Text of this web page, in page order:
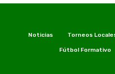
Noticias Torneos
Fútbol Formativo